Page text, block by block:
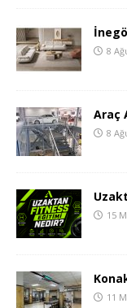
8
Araç
8
15
11